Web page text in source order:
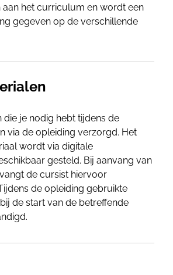
het curriculum en wordt een
gegeven op de verschillende
die je nodig hebt tijdens de
via de opleiding verzorgd. Het
wordt via digitale
gesteld. Bij aanvang van
de cursist hiervoor
de opleiding gebruikte
de start van de betreffende